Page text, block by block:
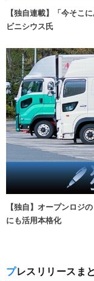
【独自連載】「今そこ
ビニシウス氏
【独自】オープンロジ
にも活用本格化
プレスリリースま